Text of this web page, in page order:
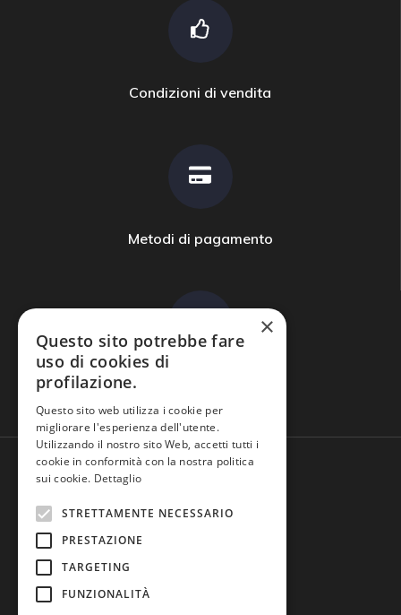
Condizioni di vendita
Metodi di pagamento
Domande frequenti
×
Questo sito potrebbe fare
uso di cookies di
profilazione.
Questo sito web utilizza i cookie per
migliorare l'esperienza dell'utente.
Utilizzando il nostro sito Web, accetti tutti i
cookie in conformità con la nostra politica
sui cookie. Dettaglio
STRETTAMENTE NECESSARIO
PRESTAZIONE
TARGETING
FUNZIONALITÀ